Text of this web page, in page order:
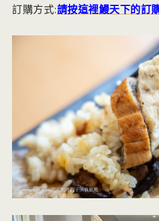
訂購方式:請按這裡鰻天下的訂